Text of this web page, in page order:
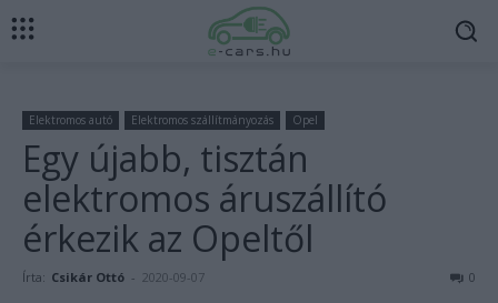
Elektromos autó Elektromos szállítmányozás Opel
Egy újabb, tisztán
elektromos áruszállító
érkezik az Opeltől
Írta: Csikár Ottó - 2020-09-07 0